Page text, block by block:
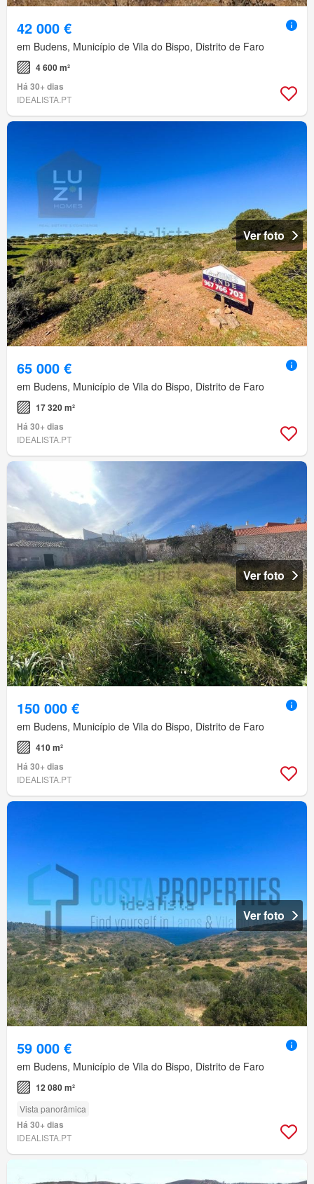
42 000 €
em Budens, Município de Vila do Bispo, Distrito de Faro
4 600 m²
Há 30+ dias
IDEALISTA.PT
Ver foto
65 000 €
em Budens, Município de Vila do Bispo, Distrito de Faro
17 320 m²
Há 30+ dias
IDEALISTA.PT
Ver foto
150 000 €
em Budens, Município de Vila do Bispo, Distrito de Faro
410 m²
Há 30+ dias
IDEALISTA.PT
Ver foto
59 000 €
em Budens, Município de Vila do Bispo, Distrito de Faro
12 080 m²
Vista panorâmica
Há 30+ dias
IDEALISTA.PT